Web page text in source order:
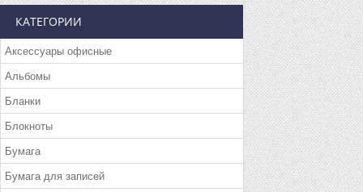
КАТЕГОРИИ
Аксессуары офисные
Альбомы
Бланки
Блокноты
Бумага
Бумага для записей